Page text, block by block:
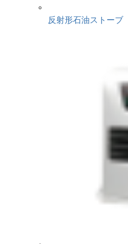
反射形石油ストーブ